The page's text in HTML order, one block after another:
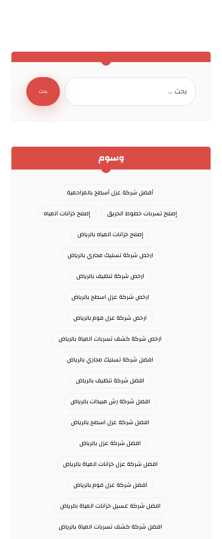
وسوم
أفضل شركة عزل أسطح بالمزاحمية
إصلاح تسربات خطوط الحريق
إصلاح خزانات المياه
إصلاح خزانات المياه بالرياض
ارخص شركة تسليك مجاري بالرياض
ارخص شركة تنظيف بالرياض
ارخص شركة عزل اسطح بالرياض
ارخص شركة عزل فوم بالرياض
ارخص شركة كشف تسربات المياة بالرياض
افضل شركة تسليك مجاري بالرياض
افضل شركة تنظيف بالرياض
افضل شركة رش مبيدات بالرياض
افضل شركة عزل اسطح بالرياض
افضل شركة عزل بالرياض
افضل شركة عزل خزانات المياة بالرياض
افضل شركة عزل فوم بالرياض
افضل شركة غسيل خزانات المياة بالرياض
افضل شركة كشف تسربات المياة بالرياض